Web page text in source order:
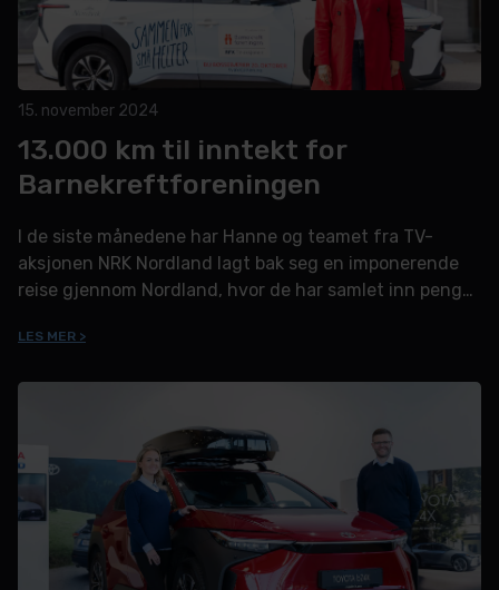
15. november 2024
13.000 km til inntekt for
Barnekreftforeningen
I de siste månedene har Hanne og teamet fra TV-
aksjonen NRK Nordland lagt bak seg en imponerende
reise gjennom Nordland, hvor de har samlet inn penger
LES MER >